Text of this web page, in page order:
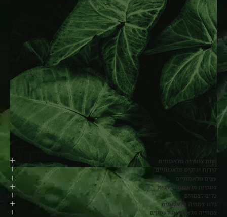
חנות צמחייה מלאכותית
קירות ירוקים מלאכותיים
עצים מלאכותיים
צמחייה מלאכותית לבית
כלים לצמחים
בלוג צמחיה מלאכותית
צמחייה מלאכותית לעסקים